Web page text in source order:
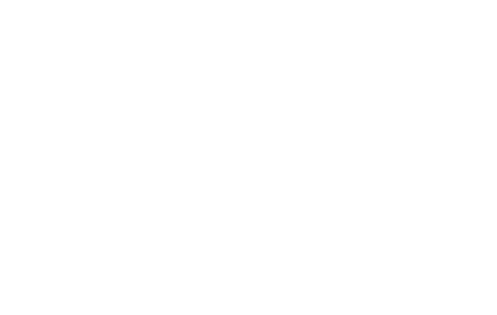
Vibração
de Alumínio por Vibração
Vibração
Vibração
Vibração
Peças por Vibração
de Tamboreamento